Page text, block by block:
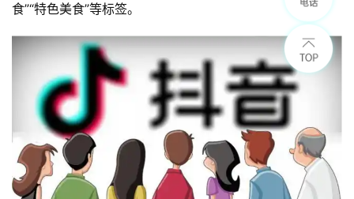
食”“特色美食”等标签。